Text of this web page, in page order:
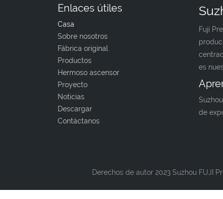
Enlaces útiles
Casa
Sobre nosotros
Fábrica original
Productos
Hermoso ascensor
Proyecto
Noticias
Descargar
Contáctanos
Fuji
es
de
Derechos de autor 2023 Suzhou FUJI